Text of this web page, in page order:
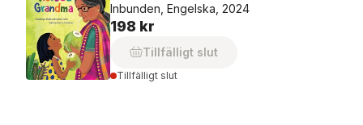
Inbunden, Engelska, 2024
198 kr
Tillfälligt slut
Tillfälligt slut